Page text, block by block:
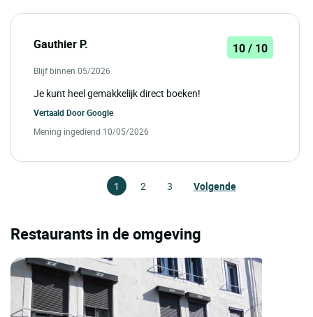
Gauthier P. 10 / 10
Blijf binnen 05/2026
Je kunt heel gemakkelijk direct boeken!
Vertaald DoorGoogle
Mening ingediend 10/05/2026
1 2 3 Volgende
Restaurants in de omgeving